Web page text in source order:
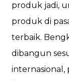
produk jadi,
produk di
terbaik.
dibangun
internasional,